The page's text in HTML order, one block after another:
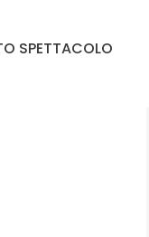
SPETTACOLO